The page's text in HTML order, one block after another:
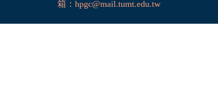
箱 ： hpgc@mail.tumt.edu.tw